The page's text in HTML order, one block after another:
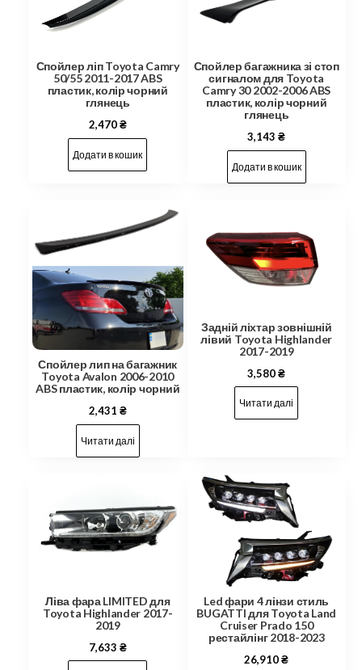
Спойлер ліп Toyota Camry
50/55 2011-2017 ABS
пластик, колір чорний
глянець
2,470₴
Додати в кошик
Спойлер багажника зі стоп
сигналом для Toyota
Camry 30 2002-2006 ABS
пластик, колір чорний
глянець
3,143₴
Додати в кошик
Спойлер лип на багажник
Toyota Avalon 2006-2010
ABS пластик, колір чорний
2,431 ₴
Читати далі
Задній ліхтар зовнішній
лівий Toyota Highlander
2017-2019
3,580₴
Читати далі
Ліва фара LIMITED для
Toyota Highlander 2017-
2019
7,633 ₴
Led фари 4 лінзи стиль
BUGATTI для Toyota Land
Cruiser Prado 150
рестайлінг 2018-2023
26,910₴